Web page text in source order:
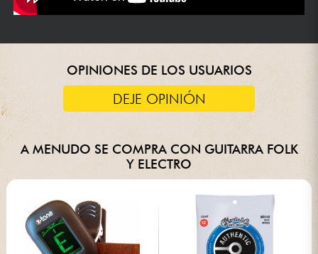
OPINIONES DE LOS USUARIOS
DEJE OPINIÓN
A MENUDO SE COMPRA CON GUITARRA FOLK
Y ELECTRO